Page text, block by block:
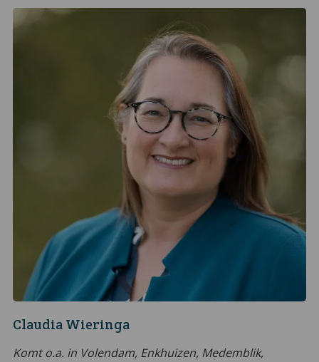
Claudia Wieringa
Komt o.a. in Volendam, Enkhuizen, Medemblik,